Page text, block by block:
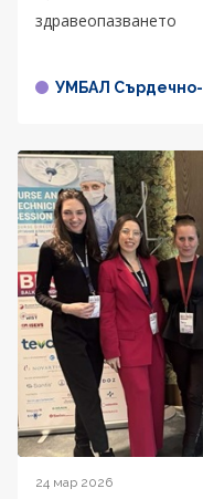
здравеопазването
УМБАЛ
24 мар 2026